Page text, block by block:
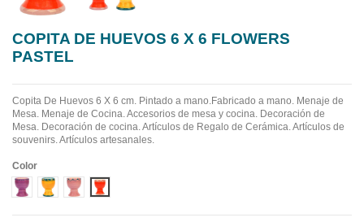
COPITA DE HUEVOS 6 X 6 FLOWERS
PASTEL
Copita De Huevos 6 X 6 cm. Pintado a mano.Fabricado a mano. Menaje de
Mesa. Menaje de Cocina. Accesorios de mesa y cocina. Decoración de
Mesa. Decoración de cocina. Artículos de Regalo de Cerámica. Artículos de
souvenirs. Artículos artesanales.
Color
Diseño 1Diseño 2Diseño 3Diseño 4